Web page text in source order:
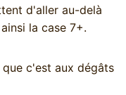
d'aller au-delà
la case 7+.
c'est aux dégâts